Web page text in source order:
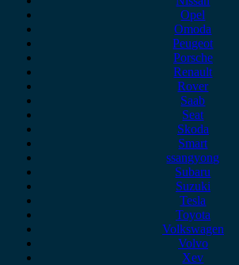
Opel
Omoda
Peugeot
Porsche
Renault
Rover
Saab
Seat
Skoda
Smart
ssangyong
Subaru
Suzuki
Tesla
Toyota
Volkswagen
Volvo
Xev